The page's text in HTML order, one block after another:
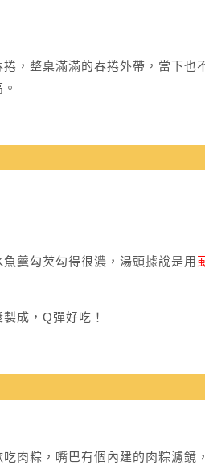
，整桌滿滿的春捲外帶，當下也
羹勾芡勾得很濃，湯頭據說是用
成，Q彈好吃！
肉粽，嘴巴有個內建的肉粽濾鏡